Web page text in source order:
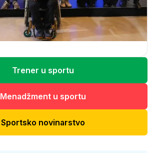
Trener u sportu
Menadžment u sportu
Sportsko novinarstvo